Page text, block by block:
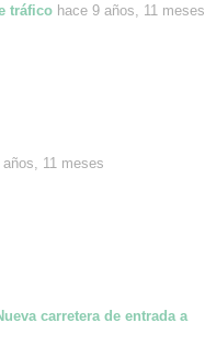
tráfico hace 9 años, 11 meses
años, 11 meses
carretera de entrada a